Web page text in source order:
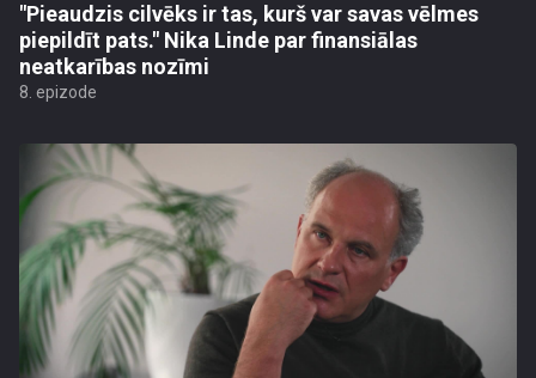
"Pieaudzis cilvēks ir tas, kurš var savas vēlmes
piepildīt pats." Nika Linde par finansiālas
neatkarības nozīmi
8. epizode